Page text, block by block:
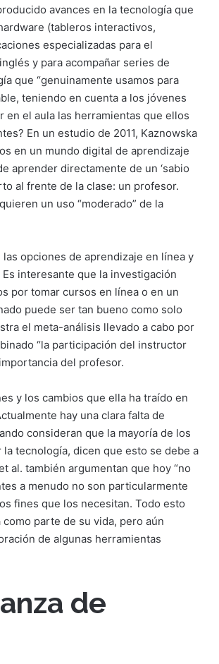
avances en la tecnología que
(tableros interactivos,
especializadas para el
y para acompañar series de
que “genuinamente usamos para
teniendo en cuenta a los jóvenes
en el aula las herramientas que ellos
En un estudio de 2011, Kaznowska
en un mundo digital de aprendizaje
aprender directamente de un ‘sabio
al frente de la clase: un profesor.
un uso “moderado” de la
opciones de aprendizaje en línea y
interesante que la investigación
por tomar cursos en línea o en un
puede ser tan bueno como solo
el meta-análisis llevado a cabo por
“la participación del instructor
del profesor.
y los cambios que ella ha traído en
hay una clara falta de
consideran que la mayoría de los
tecnología, dicen que esto se debe a
al. también argumentan que hoy “no
a menudo no son particularmente
fines que los necesitan. Todo esto
parte de su vida, pero aún
de algunas herramientas
de